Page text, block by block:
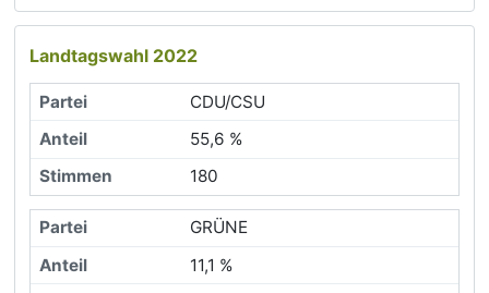
Landtagswahl 2022
CDU/CSU
55,6 %
180
GRÜNE
11,1 %